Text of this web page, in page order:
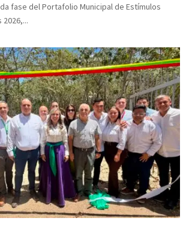
fase del Portafolio Municipal de Estímulos